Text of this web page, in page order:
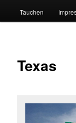
Tauchen
Texas